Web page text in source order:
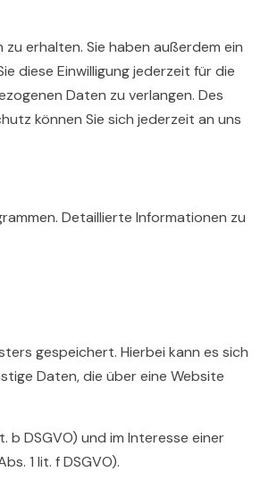
erhalten. Sie haben außerdem ein
diese Einwilligung jederzeit für die
Daten zu verlangen. Des
können Sie sich jederzeit an uns
Detaillierte Informationen zu
gespeichert. Hierbei kann es sich
Daten, die über eine Website
DSGVO) und im Interesse einer
1 lit. f DSGVO).